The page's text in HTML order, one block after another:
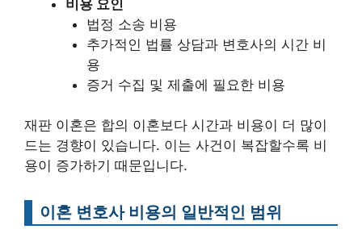
비용 요인
법정 소송 비용
추가적인 법률 상담과 변호사의 시간 비
용
증거 수집 및 제출에 필요한 비용
재판 이혼은 합의 이혼보다 시간과 비용이 더 많이
드는 경향이 있습니다. 이는 사건이 복잡할수록 비
용이 증가하기 때문입니다.
이혼 변호사 비용의 일반적인 범위